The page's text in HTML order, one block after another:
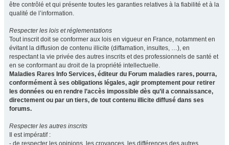
être contrôlé et qui présente toutes les garanties relatives à la fiabilité et à la
qualité de l’information.
Respecter les lois et réglementations
Tout inscrit doit se conformer aux lois en vigueur en France, notamment en
évitant la diffusion de contenu illicite (diffamation, insultes, …), en
respectant la vie privée des autres inscrits et des professionnels de santé et
en se conformant au droit de la propriété intellectuelle.
Maladies Rares Info Services, éditeur du Forum maladies rares, pourra,
conformément à ses obligations légales, agir promptement pour retirer
les données ou en rendre l’accès impossible dès qu’il a connaissance,
directement ou par un tiers, de tout contenu illicite diffusé dans ses
forums.
Respecter les autres inscrits
Il est impératif :
- de respecter les opinions, les croyances, les différences des autres